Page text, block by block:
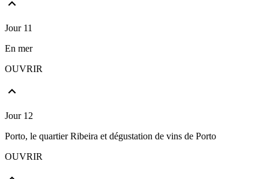
Jour 11
En mer
OUVRIR
Jour 12
Porto, le quartier Ribeira et dégustation de vins de Porto
OUVRIR